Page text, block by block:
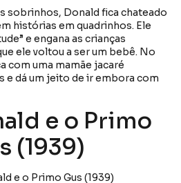
sobrinhos, Donald fica chateado
histórias em quadrinhos. Ele
e engana as crianças
ele voltou a ser um bebê. No
com uma mamãe jacaré
e dá um jeito de ir embora com
e o Primo
(1939)